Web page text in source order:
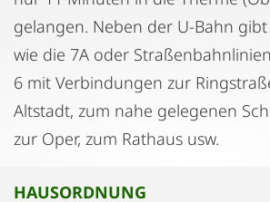
gelangen. Neben der U-Bahn gibt
wie die 7A oder
6 mit Verbindungen zur
Altstadt, zum nahe gelegenen
zur Oper, zum Rathaus usw.
HAUSORDNUNG